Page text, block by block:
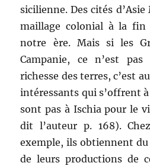
sicilienne. Des cités
maillage colonial à la fin
notre ère. Mais si les
Campanie, ce n’est
richesse des terres, c’est
intéressants qui s’offrent
sont pas à Ischia pour le
dit l’auteur p. 168).
exemple, ils obtiennent
de leurs productions de